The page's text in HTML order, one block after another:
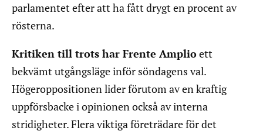
parlamentet efter att ha fått drygt en procent av
rösterna.
Kritiken till trots har Frente Amplioett
bekvämt utgångsläge inför söndagens val.
Högeroppositionen lider förutom av en kraftig
uppförsbacke i opinionen också av interna
stridigheter. Flera viktiga företrädare för det